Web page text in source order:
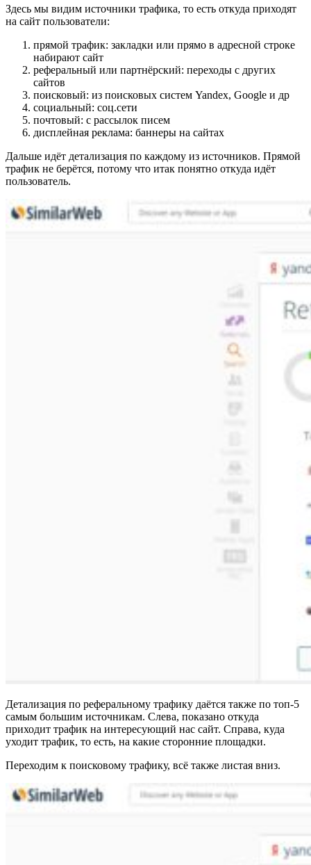
Здесь мы видим источники трафика, то есть откуда приходят
на сайт пользователи:
прямой трафик: закладки или прямо в адресной строке
набирают сайт
реферальный или партнёрский: переходы с других
сайтов
поисковый: из поисковых систем Yandex, Google и др
социальный: соц.сети
почтовый: с рассылок писем
дисплейная реклама: баннеры на сайтах
Дальше идёт детализация по каждому из источников. Прямой
трафик не берётся, потому что итак понятно откуда идёт
пользователь.
Детализация по реферальному трафику даётся также по топ-5
самым большим источникам. Слева, показано откуда
приходит трафик на интересующий нас сайт. Справа, куда
уходит трафик, то есть, на какие сторонние площадки.
Переходим к поисковому трафику, всё также листая вниз.